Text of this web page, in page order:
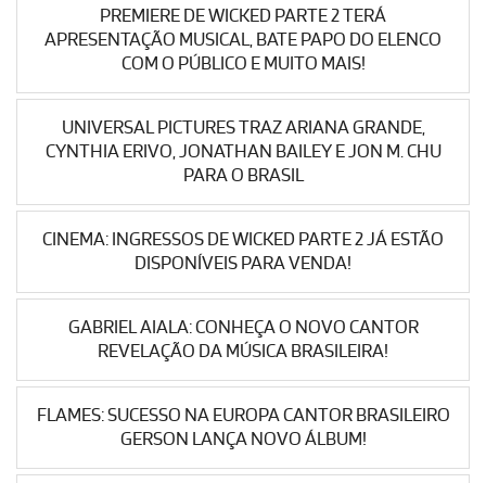
PREMIERE DE WICKED PARTE 2 TERÁ
APRESENTAÇÃO MUSICAL, BATE PAPO DO ELENCO
COM O PÚBLICO E MUITO MAIS!
UNIVERSAL PICTURES TRAZ ARIANA GRANDE,
CYNTHIA ERIVO, JONATHAN BAILEY E JON M. CHU
PARA O BRASIL
CINEMA: INGRESSOS DE WICKED PARTE 2 JÁ ESTÃO
DISPONÍVEIS PARA VENDA!
GABRIEL AIALA: CONHEÇA O NOVO CANTOR
REVELAÇÃO DA MÚSICA BRASILEIRA!
FLAMES: SUCESSO NA EUROPA CANTOR BRASILEIRO
GERSON LANÇA NOVO ÁLBUM!